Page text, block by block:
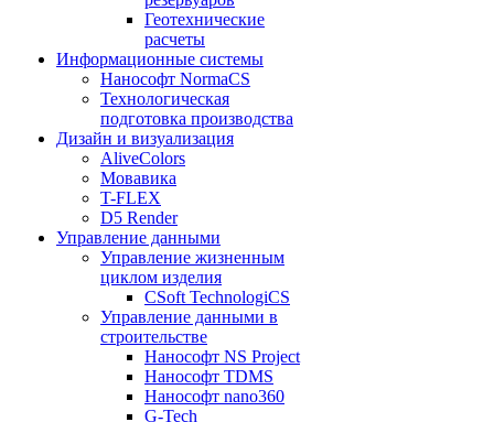
Геотехнические
расчеты
Информационные системы
Нанософт NormaCS
Технологическая
подготовка производства
Дизайн и визуализация
AliveColors
Мовавика
T-FLEX
D5 Render
Управление данными
Управление жизненным
циклом изделия
CSoft TechnologiCS
Управление данными в
строительстве
Нанософт NS Project
Нанософт TDMS
Нанософт nano360
G-Tech